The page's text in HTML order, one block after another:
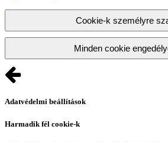
Cookie-k személyre
Minden cookie
Adatvédelmi beállítások
Harmadik fél cookie-k